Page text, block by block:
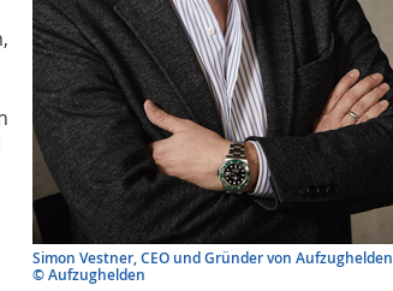
Simon Vestner, CEO und Gründer von Aufzughelden
© Aufzughelden